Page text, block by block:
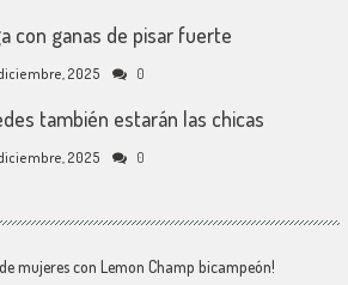
con ganas de pisar fuerte
2025 0
también estarán las chicas
2025 0
mujeres con Lemon Champ bicampeón!